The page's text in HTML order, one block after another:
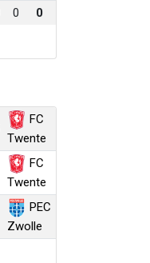
0 0
FC
Twente
FC
Twente
PEC
Zwolle